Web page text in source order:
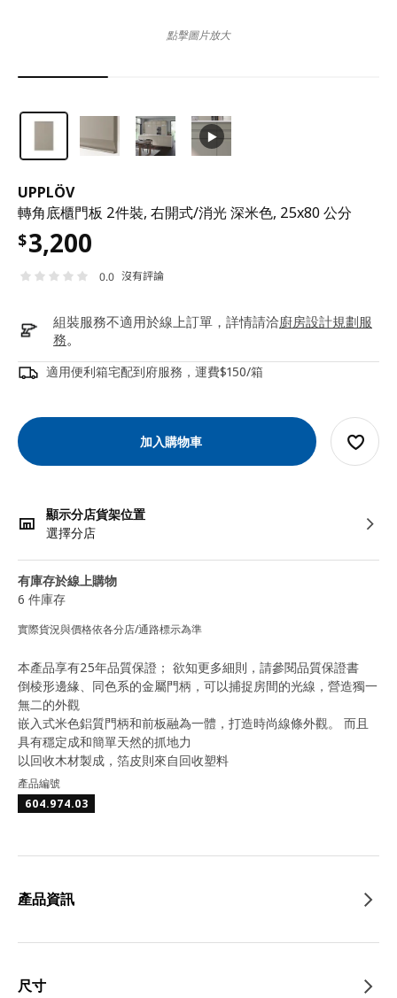
UPPLÖV
轉角底櫃門板 2件裝, 右開式/消光 深米色, 25x80 公分
$3,200
0.0 沒有評論
組裝服務不適用於線上訂單，詳情請洽廚房設計規劃服
務。
適用便利箱宅配到府服務，運費$150/箱
加入購物車
顯示分店貨架位置
選擇分店
有庫存於線上購物
6 件庫存
實際貨況與價格依各分店/通路標示為準
點擊圖片放大
本產品享有25年品質保證； 欲知更多細則，請參閱品質保證書
倒棱形邊緣、同色系的金屬門柄，可以捕捉房間的光線，營造獨一
無二的外觀
嵌入式米色鋁質門柄和前板融為一體，打造時尚線條外觀。 而且
具有穩定成和簡單天然的抓地力
以回收木材製成，箔皮則來自回收塑料
產品編號
604.974.03
產品資訊
尺寸